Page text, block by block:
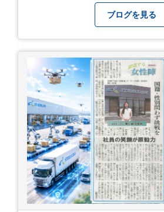
時期を「我慢する期間」から「
期間」に変えてくれる、そんな
いです！
撮影した記念写真を添付します
今後のご活躍と新しいスタート
しましょう！ チュオンさん、
とうございました！
ブログを見る